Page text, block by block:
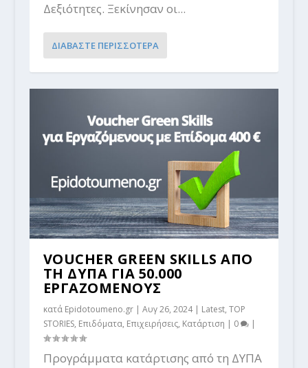
Δεξιότητες. Ξεκίνησαν οι...
ΔΙΑΒΑΣΤΕ ΠΕΡΙΣΣΟΤΕΡΑ
VOUCHER GREEN SKILLS ΑΠΟ
ΤΗ ΔΥΠΑ ΓΙΑ 50.000
EΡΓΑΖΟΜΕΝΟΥΣ
κατά Epidotoumeno.gr| Αυγ 26, 2024| Latest, TOP
STORIES, Επιδόματα, Επιχειρήσεις, Κατάρτιση | 0 |
Προγράμματα κατάρτισης από τη ΔΥΠΑ